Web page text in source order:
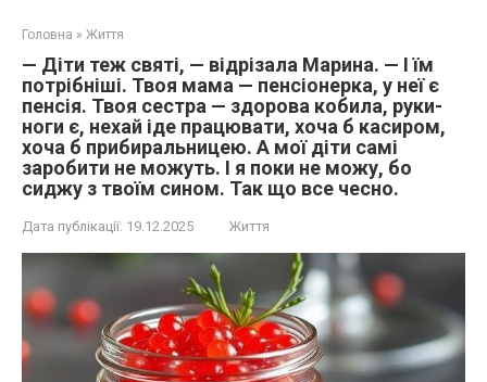
Головна » Життя
— Діти теж святі, — відрізала Марина. — І їм
потрібніші. Твоя мама — пенсіонерка, у неї є
пенсія. Твоя сестра — здорова кобила, руки-
ноги є, нехай іде працювати, хоча б касиром,
хоча б прибиральницею. А мої діти самі
заробити не можуть. І я поки не можу, бо
сиджу з твоїм сином. Так що все чесно.
Дата публікації: 19.12.2025 Життя